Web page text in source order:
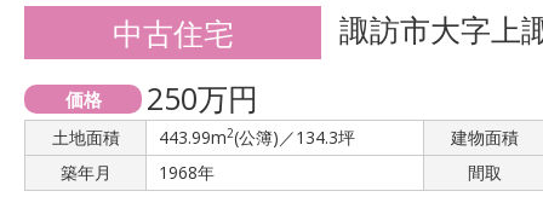
中古住宅 諏訪市大字上
価格 250万円
土地面積 443.99m2(公簿)／134.3坪
建物面積
築年月
1968年 間取